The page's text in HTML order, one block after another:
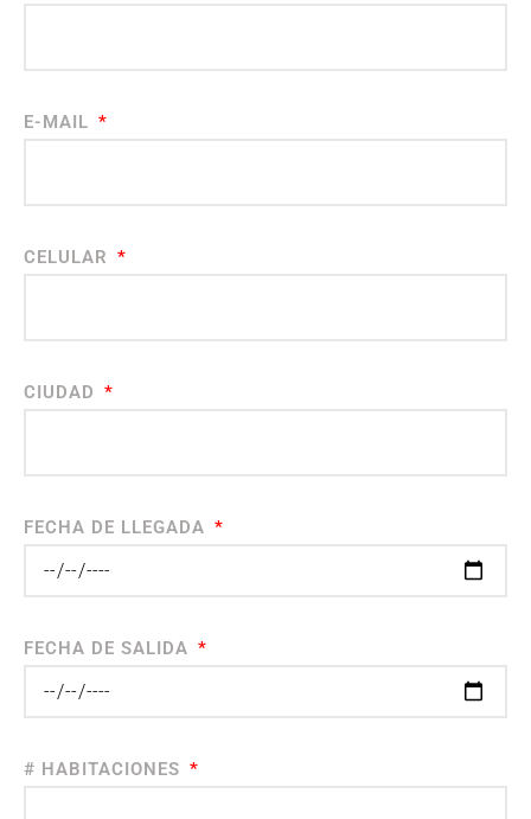
E-MAIL
CELULAR
CIUDAD
FECHA DE LLEGADA
FECHA DE SALIDA
# HABITACIONES